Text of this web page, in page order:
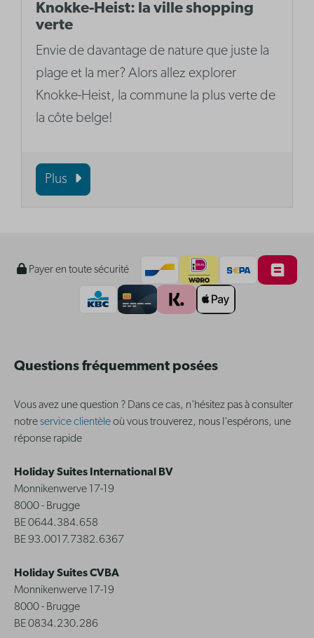
Knokke-Heist: la ville shopping
verte
Envie de davantage de nature que juste la
plage et la mer? Alors allez explorer
Knokke-Heist, la commune la plus verte de
la côte belge!
Plus
Payer en toute sécurité
Questions fréquemment posées
Vous avez une question ? Dans ce cas, n'hésitez pas à consulter
notreservice clientèleoù vous trouverez, nous l'espérons, une
réponse rapide
Holiday Suites International BV
Monnikenwerve 17-19
8000 - Brugge
BE 0644.384.658
BE 93.0017.7382.6367
Holiday Suites CVBA
Monnikenwerve 17-19
8000 - Brugge
BE 0834.230.286